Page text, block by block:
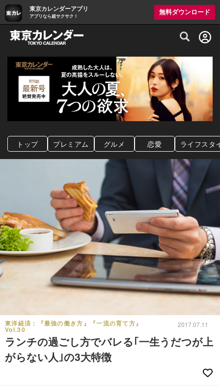
東京カレンダーアプリ
アプリなら超サクサク！
無料ダウンロード
グルメ情報・プレミアムレストラン予約
トップ プレミアム グルメ 恋愛 ライフスタ
東洋経済：『最強の働き方』『一流の育て方』
Vol.30
2017.07.11
ランチの過ごし方でバレる｢一生うだつが上
がらない人｣の3大特徴